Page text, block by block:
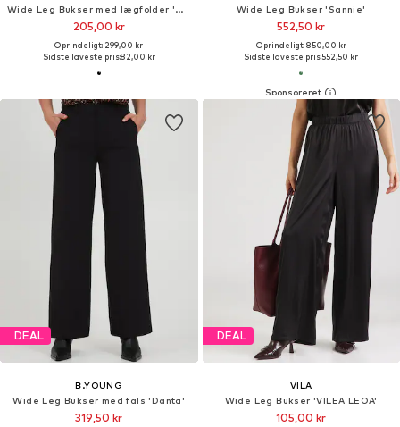
Wide Leg Bukser med lægfolder 'ONLREINA'
205,00 kr
Oprindeligt: 299,00 kr
Sidste laveste pris:82,00 kr
Wide Leg Bukser 'Sannie'
552,50 kr
Oprindeligt: 850,00 kr
Sidste laveste pris:552,50 kr
DEAL
B.YOUNG
Wide Leg Bukser med fals 'Danta'
319,50 kr
DEAL
VILA
Wide Leg Bukser 'VILEA LEOA'
105,00 kr